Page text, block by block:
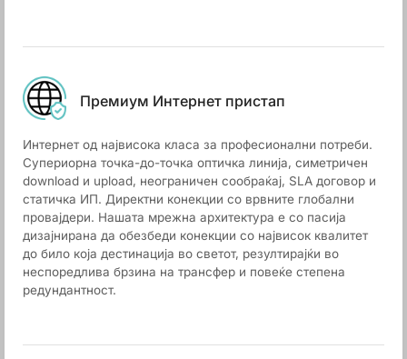
Премиум Интернет пристап
Интернет од највисока класа за професионални потреби.
Супериорна точка-до-точка оптичка линија, симетричен
download и upload, неограничен сообраќај, SLA договор и
статичка ИП. Директни конекции со врвните глобални
провајдери. Нашата мрежна архитектура е со пасија
дизајнирана да обезбеди конекции со највисок квалитет
до било која дестинација во светот, резултирајќи во
неспоредлива брзина на трансфер и повеќе степена
редундантност.